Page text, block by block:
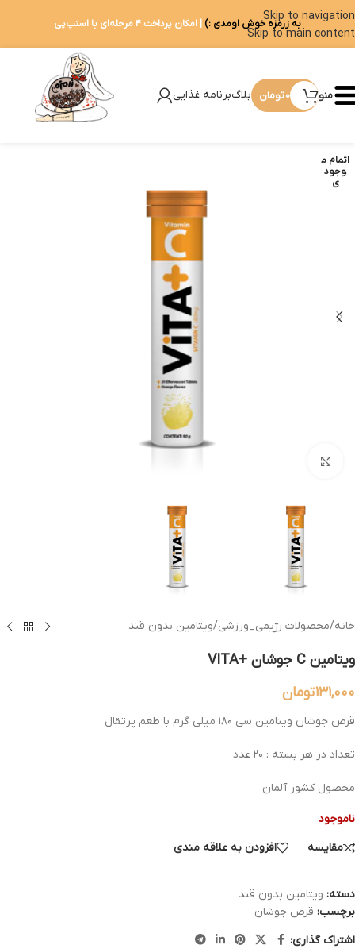
Skip to navigation
Skip to main content
به زرمزه خوش اومدی :) | امکان پرداخت ۴ مرحله‌ای با اسنپ‌پی
منو 0تومان بلاگبرنامه غذایی
اتمام م
وجود
ی
خانه/محصولات رژیمی_ورزشی/ویتامین بدون قند
ویتامین C جوشان +VITA
۱۳۱,۰۰۰تومان
قرص جوشان ویتامین سی ۱۸۰ میلی گرم با طعم پرتقال
تعداد در هر بسته : ۲۰ عدد
محصول کشور آلمان
ناموجود
مقایسه
افزودن به علاقه مندی
دسته: ویتامین بدون قند
برچسب: قرص جوشان
اشتراک گذاری: